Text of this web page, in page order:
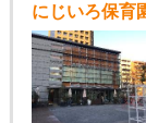
にじいろ保育